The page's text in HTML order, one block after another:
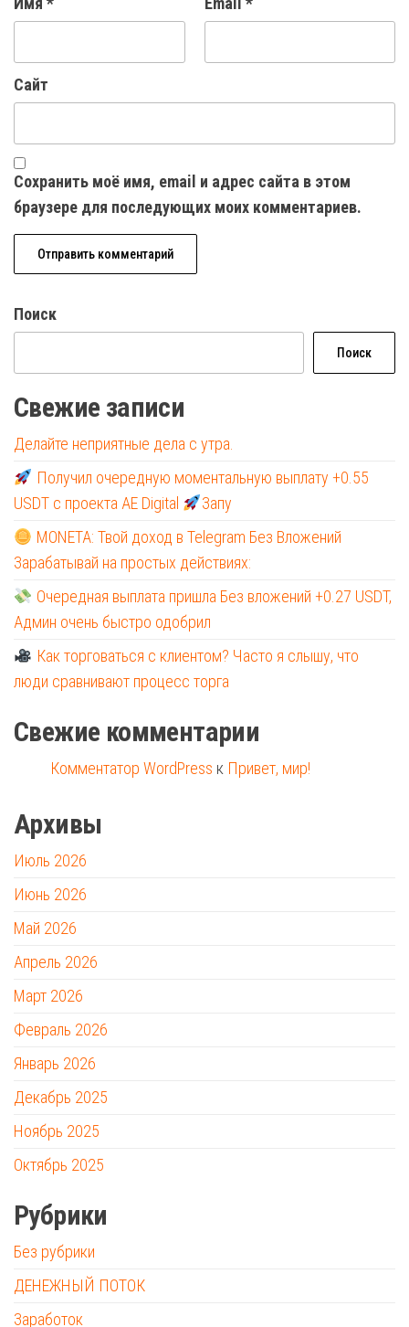
Сайт
Сохранить моё имя, email и адрес сайта в этом
браузере для последующих моих комментариев.
Поиск
Поиск
Свежие записи
Делайте неприятные дела с утра.
Получил очередную моментальную выплату +0.55
USDT с проекта AE Digital
Запу
MONETA: Твой доход в Telegram Без Вложений
Зарабатывай на простых действиях:
Очередная выплата пришла Без вложений +0.27 USDT,
Админ очень быстро одобрил
Как торговаться с клиентом? Часто я слышу, что
люди сравнивают процесс торга
Свежие комментарии
Комментатор WordPress к Привет, мир!
Архивы
Июль 2026
Июнь 2026
Май 2026
Апрель 2026
Март 2026
Февраль 2026
Январь 2026
Декабрь 2025
Ноябрь 2025
Октябрь 2025
Рубрики
Без рубрики
ДЕНЕЖНЫЙ ПОТОК
Заработок